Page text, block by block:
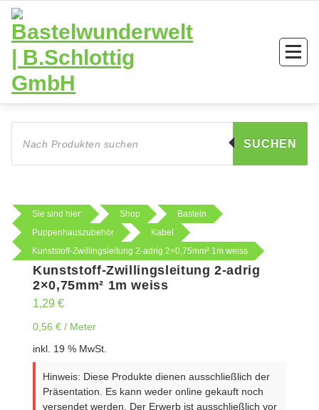
Zum
Inhalt
springen
Products
search
SUCHEN
Sie sind hier: Shop
Basteln
Puppenhauszubehör
Kabel
Kunststoff-Zwillingsleitung 2-adrig 2×0,75mm² 1m weiss
Kunststoff-Zwillingsleitung 2-adrig
2×0,75mm² 1m weiss
1,29 €
0,56 € / Meter
inkl. 19 % MwSt.
Hinweis: Diese Produkte dienen ausschließlich der
Präsentation. Es kann weder online gekauft noch
versendet werden. Der Erwerb ist ausschließlich vor